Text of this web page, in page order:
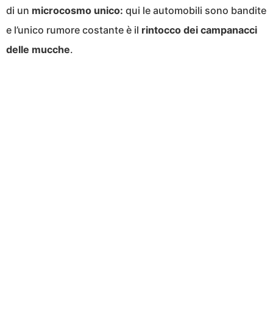
di un microcosmo unico: qui le automobili sono bandite
e l’unico rumore costante è il rintocco dei campanacci
delle mucche.